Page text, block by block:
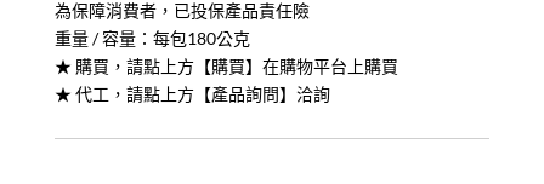
為保障消費者，已投保產品責任險
重量 / 容量：每包180公克
★ 購買，請點上方【購買】在購物平台上購買
★ 代工，請點上方【產品詢問】洽詢